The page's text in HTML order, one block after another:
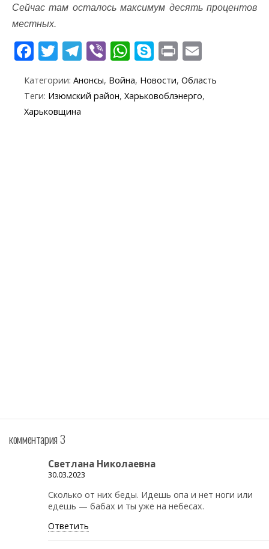
Сейчас там осталось максимум десять процентов
местных.
F
e
b
T
itt
er
T
e
gr
Vi
er
W
at
s
S
y
Pr
in
t ai
l
Категории: Анонсы, Война, Новости, Область
Теги: Изюмский район, Харьковоблэнерго,
Харьковщина
комментария 3
Светлана Николаевна
30.03.2023
Сколько от них беды. Идешь опа и нет ноги или
едешь — бабах и ты уже на небесах.
Ответить